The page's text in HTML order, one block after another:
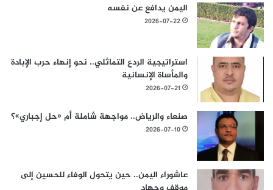
اليمن يدافع عن نفسه
2026-07-22
استراتيجية الردع التماثلي.. نحو إنهاء حرب الإبادة
والمأساة الإنسانية
2026-07-21
صنعاء والرياض.. مواجهة شاملة أم «حل إجباري»؟
2026-07-10
عاشوراء اليمن.. حين يتحول الوفاء للحسين إلى